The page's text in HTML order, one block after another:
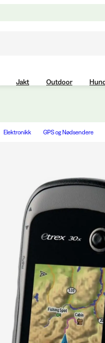
Jakt Outdoor
Elektronikk GPS og Nødsendere